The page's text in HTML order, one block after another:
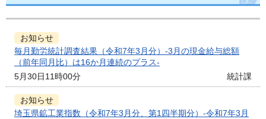
お知らせ
毎月勤労統計調査結果（令和7年3月分）-3月の現金給与総額
（前年同月比）は16か月連続のプラス-
5月30日11時00分
統計課
お知らせ
埼玉県鉱工業指数（令和7年3月分、第1四半期分）-令和7年3月